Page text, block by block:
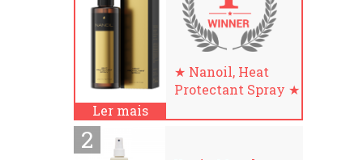
★ Nanoil, Heat
Protectant Spray ★
Ler mais